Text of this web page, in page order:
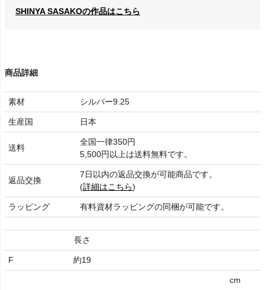
SHINYA SASAKOの作品はこちら
商品詳細
素材 シルバー9.25
生産国 日本
送料
全国一律350円
5,500円以上は送料無料です。
返品交換
7日以内の返品交換が可能商品です。
(詳細はこちら)
ラッピング 有料資材ラッピングの同梱が可能です。
長さ
F 約19
cm